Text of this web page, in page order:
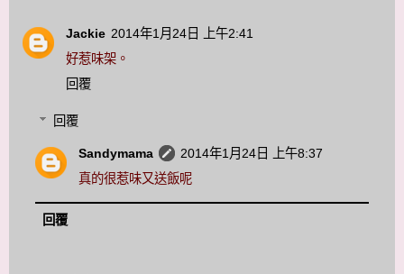
Jackie 2014年1月24日 上午2:41
好惹味架。
回覆
回覆
Sandymama
2014年1月24日 上午8:37
真的很惹味又送飯呢
回覆